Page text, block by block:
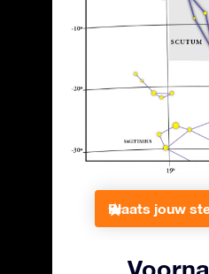
Plaats jouw